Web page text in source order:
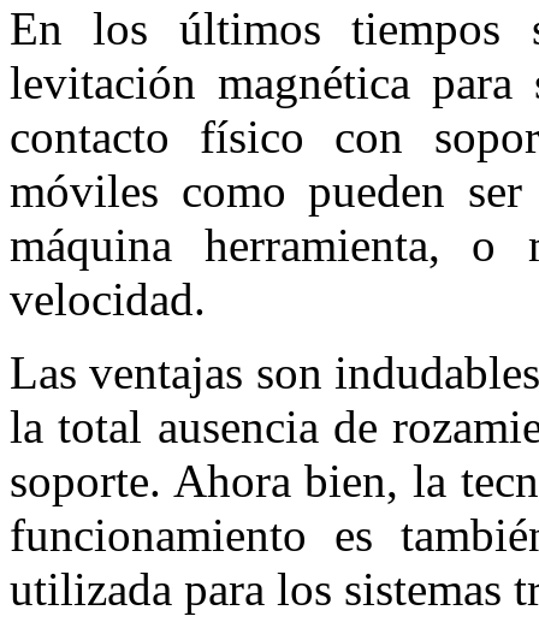
En los últimos tiempos
levitación magnética
contacto físico con
móviles como pueden
máquina herramienta,
velocidad.
Las ventajas son
la total ausencia de
soporte. Ahora bien, la
funcionamiento es
utilizada para los sistemas